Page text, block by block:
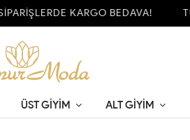
KARGO BEDAVA!
ÜST GIYIM ALT GIYIM